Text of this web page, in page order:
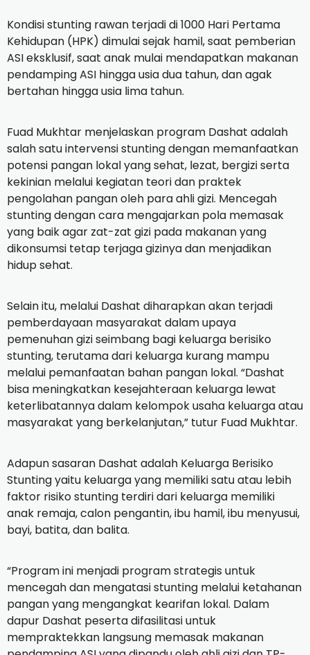
Kondisi stunting rawan terjadi di 1000 Hari Pertama
Kehidupan (HPK) dimulai sejak hamil, saat pemberian
ASI eksklusif, saat anak mulai mendapatkan makanan
pendamping ASI hingga usia dua tahun, dan agak
bertahan hingga usia lima tahun.
Fuad Mukhtar menjelaskan program Dashat adalah
salah satu intervensi stunting dengan memanfaatkan
potensi pangan lokal yang sehat, lezat, bergizi serta
kekinian melalui kegiatan teori dan praktek
pengolahan pangan oleh para ahli gizi. Mencegah
stunting dengan cara mengajarkan pola memasak
yang baik agar zat-zat gizi pada makanan yang
dikonsumsi tetap terjaga gizinya dan menjadikan
hidup sehat.
Selain itu, melalui Dashat diharapkan akan terjadi
pemberdayaan masyarakat dalam upaya
pemenuhan gizi seimbang bagi keluarga berisiko
stunting, terutama dari keluarga kurang mampu
melalui pemanfaatan bahan pangan lokal. “Dashat
bisa meningkatkan kesejahteraan keluarga lewat
keterlibatannya dalam kelompok usaha keluarga atau
masyarakat yang berkelanjutan,” tutur Fuad Mukhtar.
Adapun sasaran Dashat adalah Keluarga Berisiko
Stunting yaitu keluarga yang memiliki satu atau lebih
faktor risiko stunting terdiri dari keluarga memiliki
anak remaja, calon pengantin, ibu hamil, ibu menyusui,
bayi, batita, dan balita.
“Program ini menjadi program strategis untuk
mencegah dan mengatasi stunting melalui ketahanan
pangan yang mengangkat kearifan lokal. Dalam
dapur Dashat peserta difasilitasi untuk
mempraktekkan langsung memasak makanan